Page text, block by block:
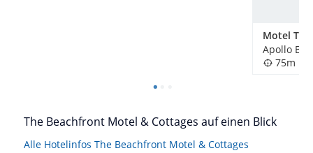
Motel
Apollo
75m
The Beachfront Motel & Cottages auf einen Blick
Alle Hotelinfos The Beachfront Motel & Cottages